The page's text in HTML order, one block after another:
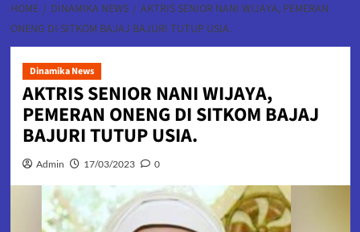
HOME DINAMIKA NEWS
AKTRIS SENIOR NANI WIJAYA, PEMERAN
ONENG DI SITKOM BAJAJ BAJURI TUTUP USIA.
Dinamika News
AKTRIS SENIOR NANI WIJAYA,
PEMERAN ONENG DI SITKOM BAJAJ
BAJURI TUTUP USIA.
Admin 17/03/2023 0